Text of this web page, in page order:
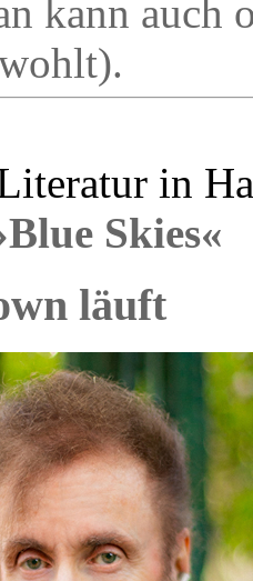
kann auch
in
Skies«
läuft